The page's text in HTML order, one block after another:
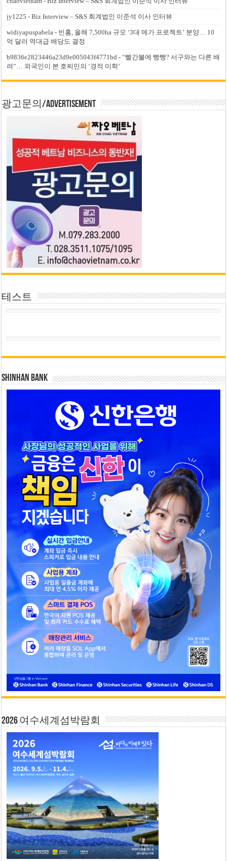
jy1225 -Biz Interview – S&S 회계법인 이준석 이사 인터뷰
widiyapuspabela - 빈홈, 올해 7,500ha 규모 ‘3대 메가 프로젝트’ 분양… 10
억 달러 역대급 배당도 결정
b9836e2823446a23d9e005043f4771bd -“빨간불에 빵빵? 서구와는 다른 배
려”… 외국인이 본 호찌민의 ‘경적 미학’
광고문의/Advertisement
테스트
SHINHAN BANK
2026 여수세계섬박람회